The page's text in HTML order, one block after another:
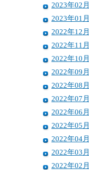
2023年02月
2023年01月
2022年12月
2022年11月
2022年10月
2022年09月
2022年08月
2022年07月
2022年06月
2022年05月
2022年04月
2022年03月
2022年02月